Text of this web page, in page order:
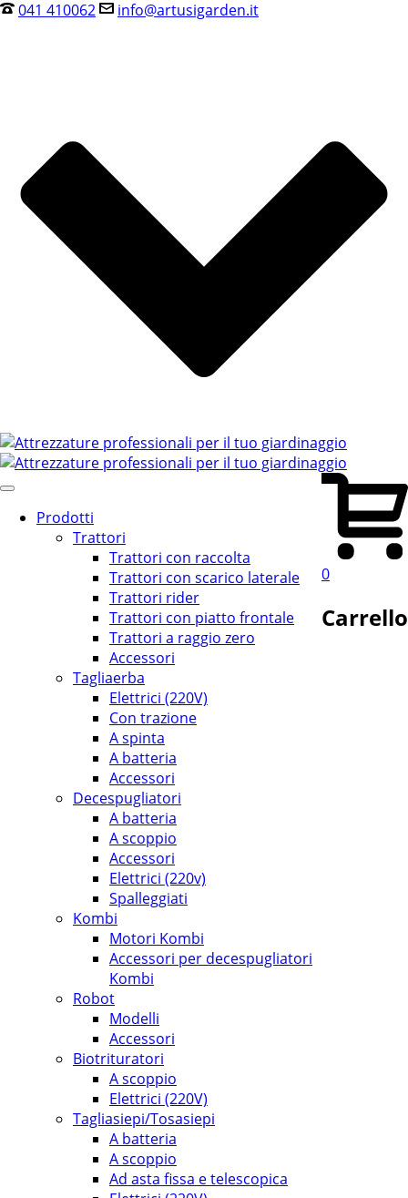
041 410062 info@artusigarden.it
Prodotti
Trattori
Trattori con raccolta
Trattori con scarico laterale
Trattori rider
Trattori con piatto frontale
Trattori a raggio zero
Accessori
Tagliaerba
Elettrici (220V)
Con trazione
A spinta
A batteria
Accessori
Decespugliatori
A batteria
A scoppio
Accessori
Elettrici (220v)
Spalleggiati
Kombi
Motori Kombi
Accessori per decespugliatori
Kombi
Robot
Modelli
Accessori
Biotrituratori
A scoppio
Elettrici (220V)
Tagliasiepi/Tosasiepi
A batteria
A scoppio
Ad asta fissa e telescopica
0
Carrello